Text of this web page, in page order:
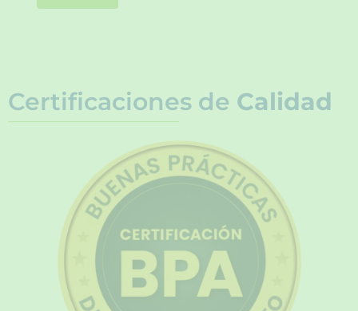
Certificaciones de Calidad